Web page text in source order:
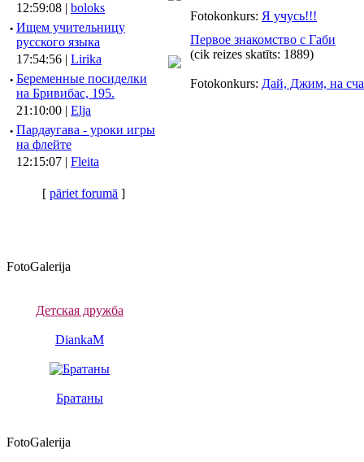
12:59:08 | boloks
· Ищем учительницу
русского языка
17:54:56 | Lirika
· Беременные посиделки
на Бривибас, 195.
21:10:00 | Elja
· Пардаугава - уроки игры
на флейте
12:15:07 | Fleita
[pāriet forumā ]
FotoGalerija
Детская дружба
DiankaM
Братаны
FotoGalerija
Fotokonkurs: Я учусь!!!
Первое знакомство с Габи
(cik reizes skatīts: 1889)
Fotokonkurs: Дай, Джим, на